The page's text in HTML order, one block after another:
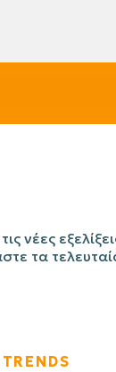
νέες
τα